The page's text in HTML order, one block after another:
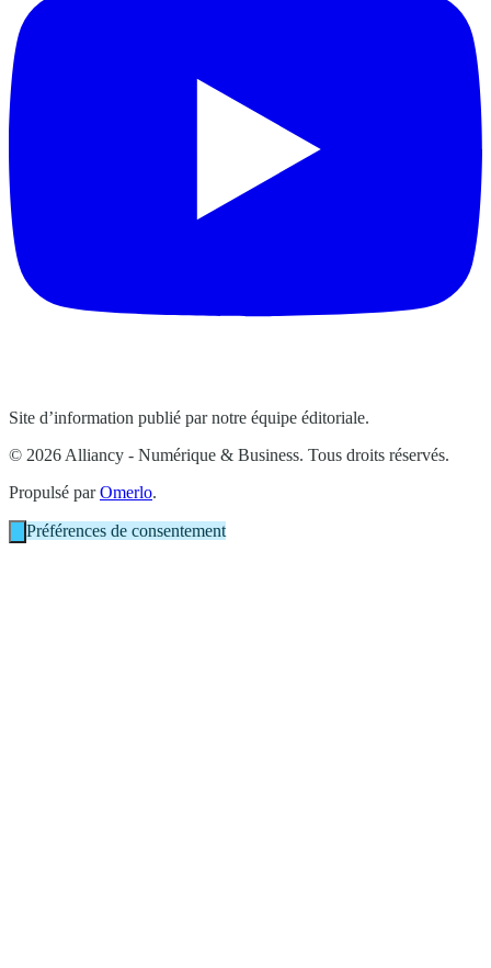
Site d’information publié par notre équipe éditoriale.
© 2026 Alliancy - Numérique & Business. Tous droits réservés.
Propulsé parOmerlo.
Préférences de consentement